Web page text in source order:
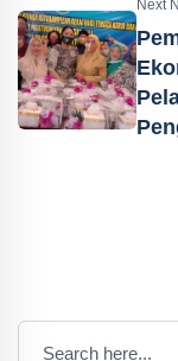
Next